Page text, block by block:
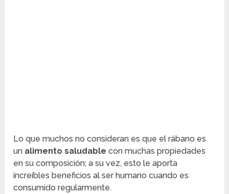
Lo que muchos no consideran es que el rábano es
un alimento saludable con muchas propiedades
en su composición; a su vez, esto le aporta
increíbles beneficios al ser humano cuando es
consumido regularmente.